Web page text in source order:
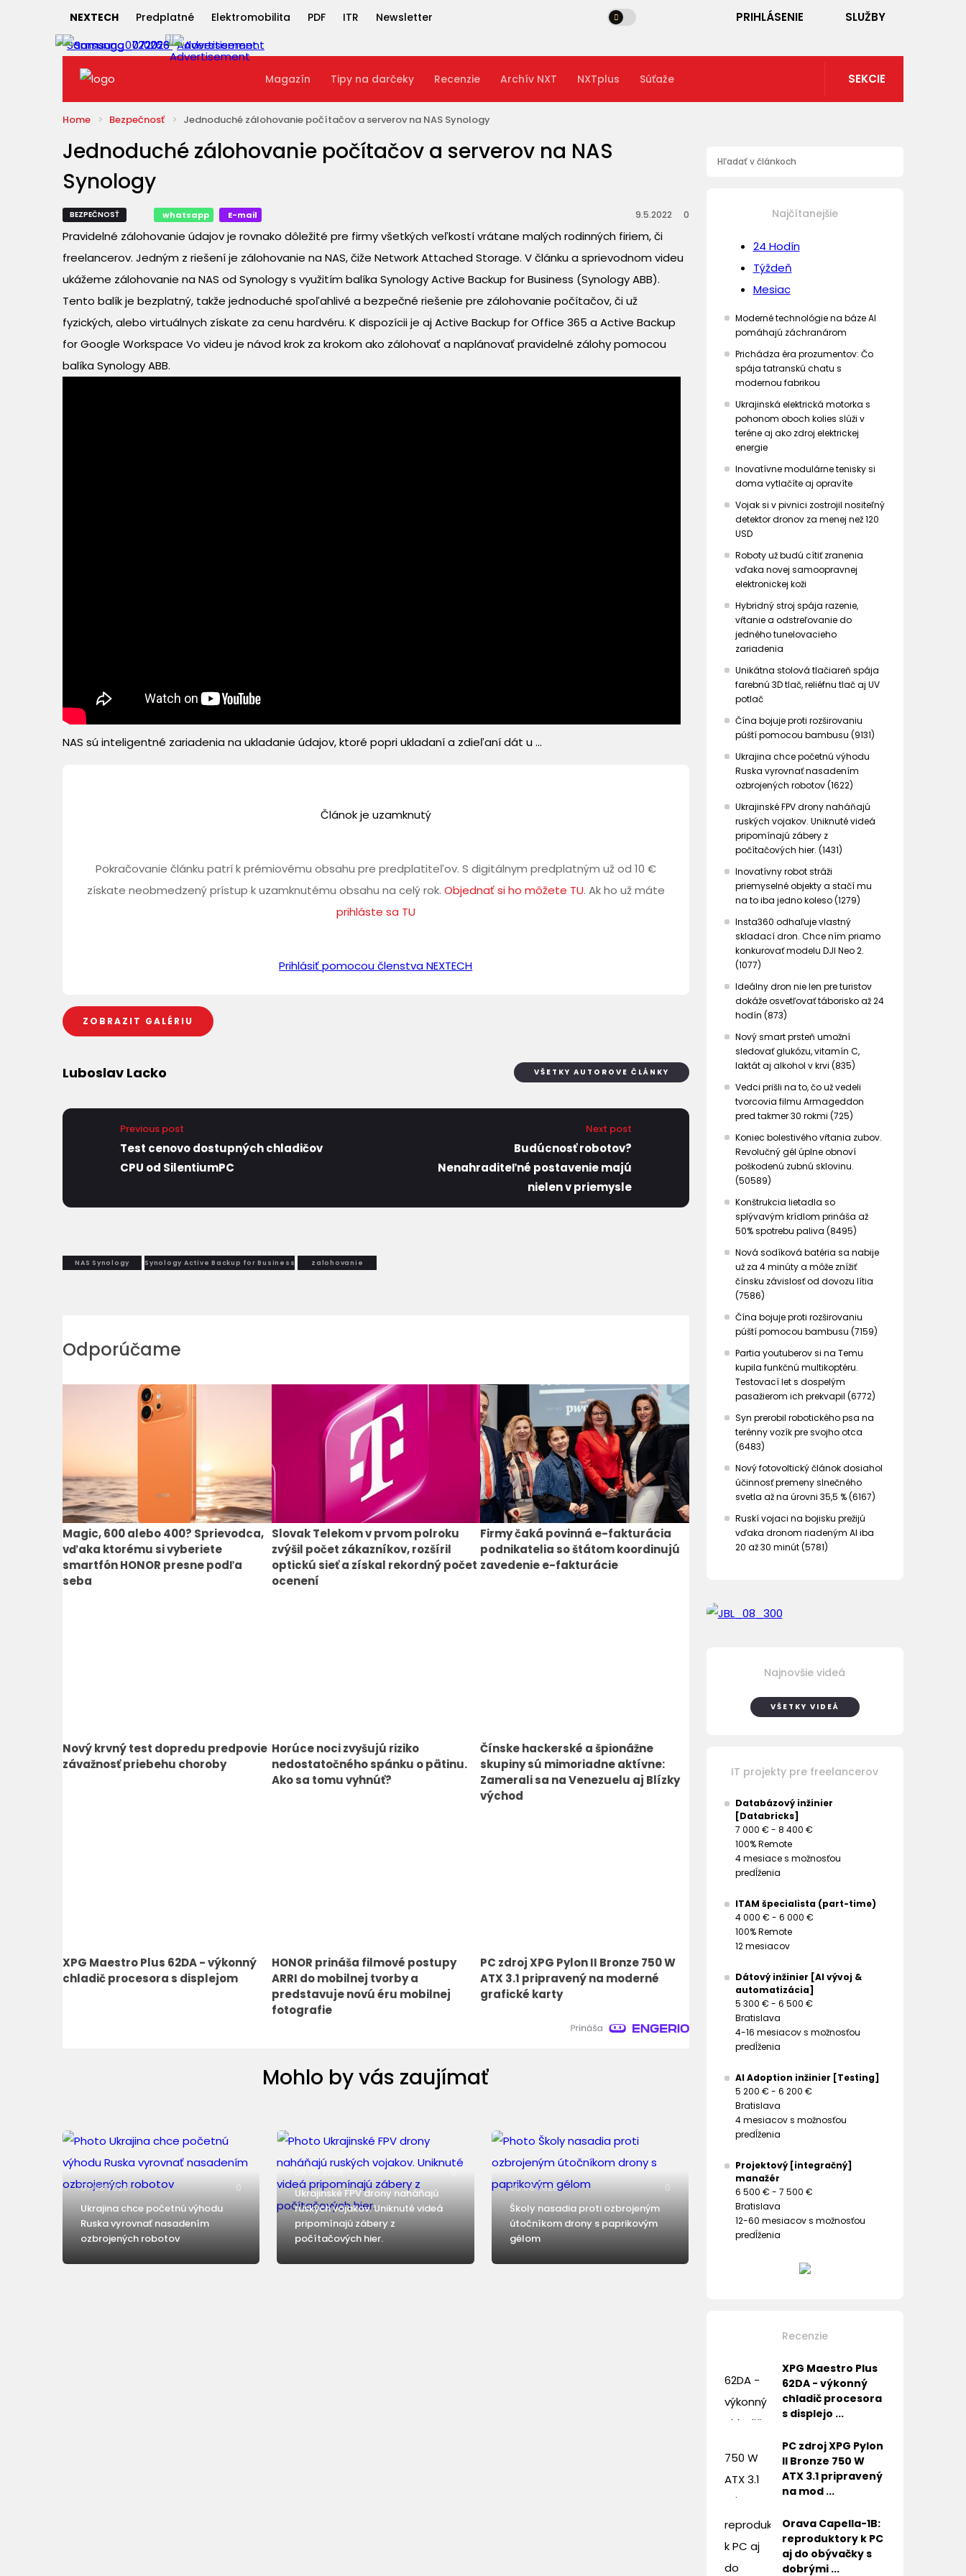
NEXTECH Predplatné Elektromobilita PDF ITR Newsletter PRIHLÁSENIE SLUŽBY
Magazín Tipy na darčeky Recenzie Archív NXT NXTplus Súťaže SEKCIE
Home Bezpečnosť Jednoduché zálohovanie počítačov a serverov na NAS Synology
Jednoduché zálohovanie počítačov a serverov na NAS
Synology
BEZPEČNOSŤ whatsapp E-mail 9.5.2022 0
Pravidelné zálohovanie údajov je rovnako dôležité pre firmy všetkých veľkostí vrátane malých rodinných firiem, či
freelancerov. Jedným z riešení je zálohovanie na NAS, čiže Network Attached Storage. V článku a sprievodnom videu
ukážeme zálohovanie na NAS od Synology s využitím balíka Synology Active Backup for Business (Synology ABB).
Tento balík je bezplatný, takže jednoduché spoľahlivé a bezpečné riešenie pre zálohovanie počítačov, či už
fyzických, alebo virtuálnych získate za cenu hardvéru. K dispozícii je aj Active Backup for Office 365 a Active Backup
for Google Workspace Vo videu je návod krok za krokom ako zálohovať a naplánovať pravidelné zálohy pomocou
balíka Synology ABB.
NAS sú inteligentné zariadenia na ukladanie údajov, ktoré popri ukladaní a zdieľaní dát u ...
Článok je uzamknutý
Pokračovanie článku patrí k prémiovému obsahu pre predplatiteľov. S digitálnym predplatným už od 10 €
získate neobmedzený prístup k uzamknutému obsahu na celý rok. Objednať si ho môžete TU. Ak ho už máte
prihláste sa TU
Prihlásiť pomocou členstva NEXTECH
ZOBRAZIT GALÉRIU
Luboslav Lacko VŠETKY AUTOROVE ČLÁNKY
Previous post
Test cenovo dostupných chladičov
CPU od SilentiumPC
Next post
Budúcnosť robotov?
Nenahraditeľné postavenie majú
nielen v priemysle
NAS Synology Synology Active Backup for Business zalohovanie
Odporúčame
Magic, 600 alebo 400? Sprievodca,
vďaka ktorému si vyberiete
smartfón HONOR presne podľa
seba
Slovak Telekom v prvom polroku
zvýšil počet zákazníkov, rozšíril
optickú sieť a získal rekordný počet
ocenení
Firmy čaká povinná e-fakturácia
podnikatelia so štátom koordinujú
zavedenie e-fakturácie
Nový krvný test dopredu predpovie
závažnosť priebehu choroby
Horúce noci zvyšujú riziko
nedostatočného spánku o pätinu.
Ako sa tomu vyhnúť?
Čínske hackerské a špionážne
skupiny sú mimoriadne aktívne:
Zamerali sa na Venezuelu aj Blízky
východ
XPG Maestro Plus 62DA - výkonný
chladič procesora s displejom
HONOR prináša filmové postupy
ARRI do mobilnej tvorby a
predstavuje novú éru mobilnej
fotografie
PC zdroj XPG Pylon II Bronze 750 W
ATX 3.1 pripravený na moderné
grafické karty
Mohlo by vás zaujímať
07.08.2026 0
Ukrajina chce početnú výhodu
Ruska vyrovnať nasadením
ozbrojených robotov
06.08.2026
Ukrajinské FPV drony naháňajú
ruských vojakov. Uniknuté videá
pripomínajú zábery z
počítačových hier.
05.08.2026 0
Školy nasadia proti ozbrojeným
útočníkom drony s paprikovým
gélom
Najčítanejšie
24 Hodín
Týždeň
Mesiac
Moderné technológie na báze AI
pomáhajú záchranárom
Prichádza éra prozumentov: Čo
spája tatranskú chatu s
modernou fabrikou
Ukrajinská elektrická motorka s
pohonom oboch kolies slúži v
teréne aj ako zdroj elektrickej
energie
Inovatívne modulárne tenisky si
doma vytlačíte aj opravíte
Vojak si v pivnici zostrojil nositeľný
detektor dronov za menej než 120
USD
Roboty už budú cítiť zranenia
vďaka novej samoopravnej
elektronickej koži
Hybridný stroj spája razenie,
vŕtanie a odstreľovanie do
jedného tunelovacieho
zariadenia
Unikátna stolová tlačiareň spája
farebnú 3D tlač, reliéfnu tlač aj UV
potlač
Čína bojuje proti rozširovaniu
púští pomocou bambusu (9131)
Ukrajina chce početnú výhodu
Ruska vyrovnať nasadením
ozbrojených robotov (1622)
Ukrajinské FPV drony naháňajú
ruských vojakov. Uniknuté videá
pripomínajú zábery z
počítačových hier. (1431)
Inovatívny robot stráži
priemyselné objekty a stačí mu
na to iba jedno koleso (1279)
Insta360 odhaľuje vlastný
skladací dron. Chce ním priamo
konkurovať modelu DJI Neo 2.
(1077)
Ideálny dron nie len pre turistov
dokáže osvetľovať táborisko až 24
hodín (873)
Nový smart prsteň umožní
sledovať glukózu, vitamín C,
laktát aj alkohol v krvi (835)
Vedci prišli na to, čo už vedeli
tvorcovia filmu Armageddon
pred takmer 30 rokmi (725)
Koniec bolestivého vŕtania zubov.
Revolučný gél úplne obnoví
poškodenú zubnú sklovinu.
(50589)
Konštrukcia lietadla so
splývavým krídlom prináša až
50% spotrebu paliva (8495)
Nová sodíková batéria sa nabije
už za 4 minúty a môže znížiť
čínsku závislosť od dovozu lítia
(7586)
Čína bojuje proti rozširovaniu
púští pomocou bambusu (7159)
Partia youtuberov si na Temu
kupila funkčnú multikoptéru.
Testovací let s dospelým
pasažierom ich prekvapil (6772)
Syn prerobil robotického psa na
terénny vozík pre svojho otca
(6483)
Nový fotovoltický článok dosiahol
účinnosť premeny slnečného
svetla až na úrovni 35,5 % (6167)
Ruskí vojaci na bojisku prežijú
vďaka dronom riadeným AI iba
20 až 30 minút (5781)
Najnovšie videá
VŠETKY VIDEÁ
IT projekty pre freelancerov
Databázový inžinier
[Databricks]
7 000 € - 8 400 €
100% Remote
4 mesiace s možnosťou
predĺženia
ITAM špecialista (part-time)
4 000 € - 6 000 €
100% Remote
12 mesiacov
Dátový inžinier [AI vývoj &
automatizácia]
5 300 € - 6 500 €
Bratislava
4-16 mesiacov s možnosťou
predĺženia
AI Adoption inžinier [Testing]
5 200 € - 6 200 €
Bratislava
4 mesiacov s možnosťou
predĺženia
Projektový [integračný]
manažér
6 500 € - 7 500 €
Bratislava
12-60 mesiacov s možnosťou
predĺženia
Recenzie
XPG Maestro Plus
62DA - výkonný
chladič procesora
s displejo ...
PC zdroj XPG Pylon
II Bronze 750 W
ATX 3.1 pripravený
na mod ...
Orava Capella-1B:
reproduktory k PC
aj do obývačky s
dobrými ...